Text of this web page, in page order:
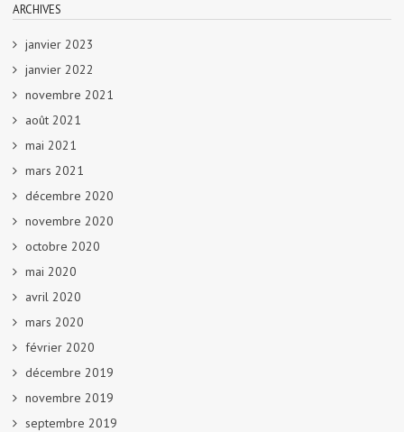
ARCHIVES
janvier 2023
janvier 2022
novembre 2021
août 2021
mai 2021
mars 2021
décembre 2020
novembre 2020
octobre 2020
mai 2020
avril 2020
mars 2020
février 2020
décembre 2019
novembre 2019
septembre 2019